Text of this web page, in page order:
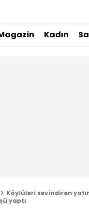
Kadın
Köylüleri sevindiren
yaptı